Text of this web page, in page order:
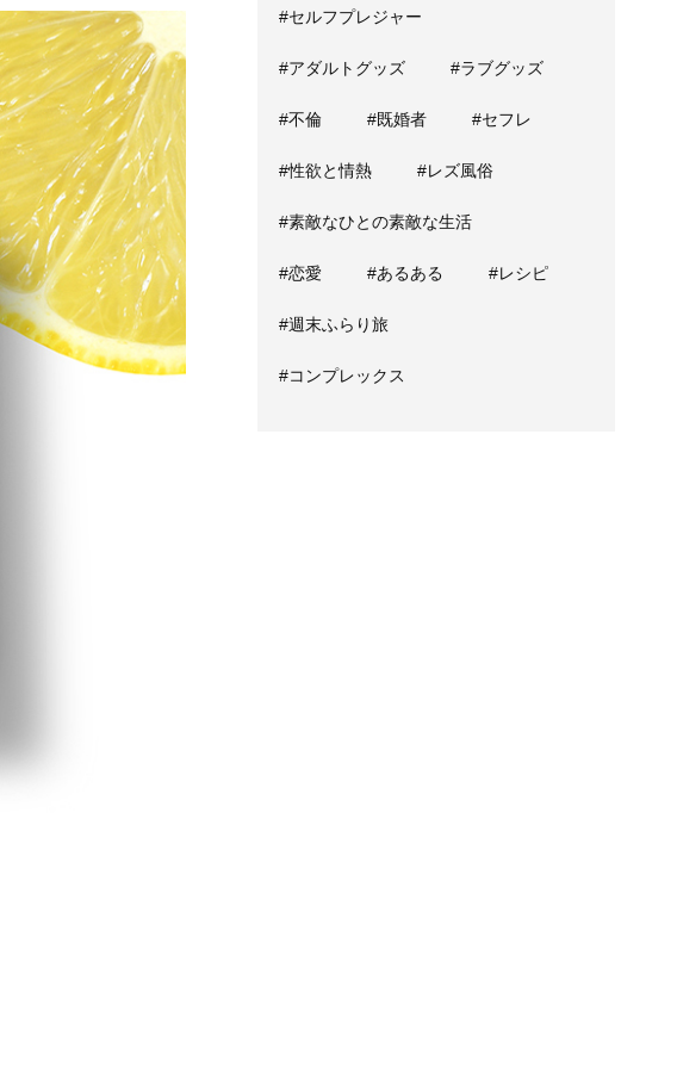
#セルフプレジャー
#アダルトグッズ #ラブグッズ
#不倫 #既婚者 #セフレ
#性欲と情熱 #レズ風俗
#素敵なひとの素敵な生活
#恋愛 #あるある #レシピ
#週末ふらり旅
#コンプレックス